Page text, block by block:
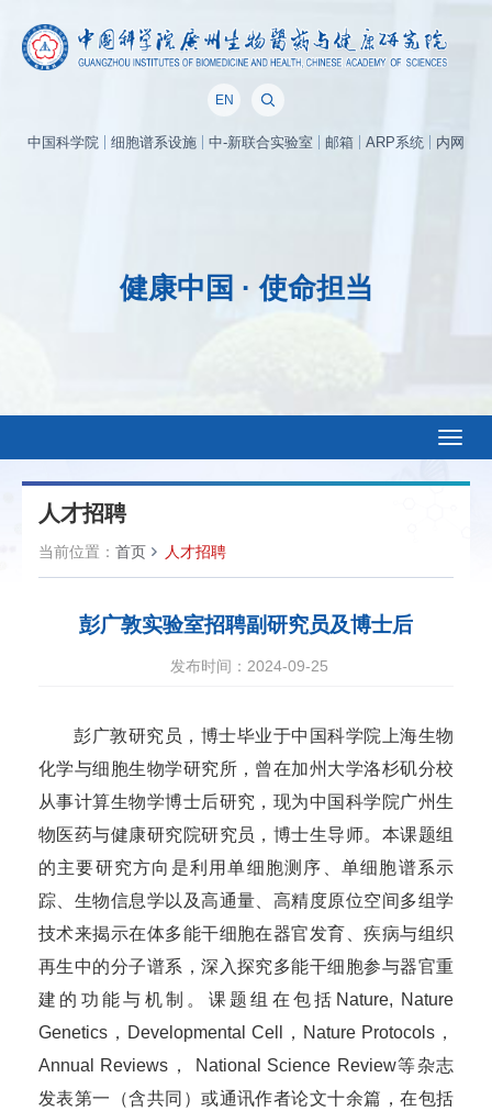
EN
中国科学院 细胞谱系设施 中-新联合实验室 邮箱 ARP系统 内网
健康中国 · 使命担当
人才招聘
当前位置： 首页 人才招聘
彭广敦实验室招聘副研究员及博士后
发布时间：2024-09-25
彭广敦研究员，博士毕业于中国科学院上海生物
化学与细胞生物学研究所，曾在加州大学洛杉矶分校
从事计算生物学博士后研究，现为中国科学院广州生
物医药与健康研究院研究员，博士生导师。本课题组
的主要研究方向是利用单细胞测序、单细胞谱系示
踪、生物信息学以及高通量、高精度原位空间多组学
技术来揭示在体多能干细胞在器官发育、疾病与组织
再生中的分子谱系，深入探究多能干细胞参与器官重
建的功能与机制。课题组在包括Nature, Nature
Genetics，Developmental Cell，Nature Protocols，
Annual Reviews， National Science Review等杂志
发表第一（含共同）或通讯作者论文十余篇，在包括